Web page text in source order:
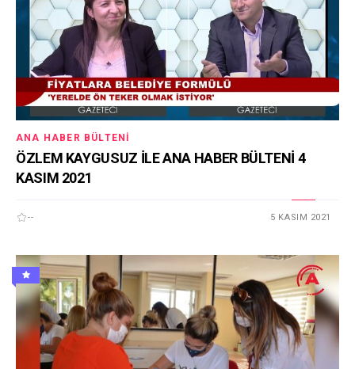
ANA HABER BÜLTENI
ÖZLEM KAYGUSUZ İLE ANA HABER BÜLTENİ 4
KASIM 2021
-- 5 KASIM 2021